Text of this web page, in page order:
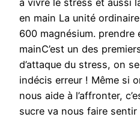
à vivre le stress et aussi
en main La unité
600 magnésium. prendre
mainC’est un des
d’attaque du stress, on
indécis erreur ! Même si
nous aide à l’affronter,
sucre va nous faire